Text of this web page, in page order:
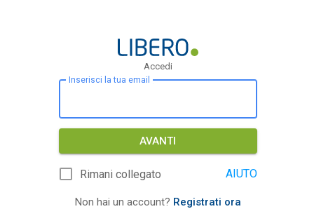
Accedi
Inserisci la tua email
AVANTI
Rimani collegato AIUTO
Non hai un account? Registrati ora